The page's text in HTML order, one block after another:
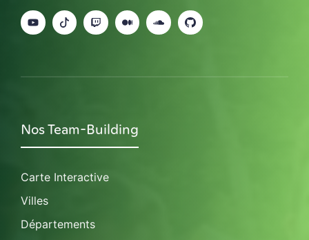
Nos Team-Building
Carte Interactive
Villes
Départements